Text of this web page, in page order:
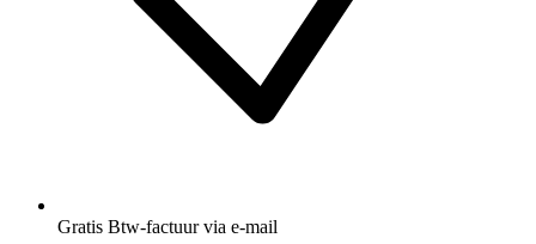
Gratis Btw-factuur via e-mail